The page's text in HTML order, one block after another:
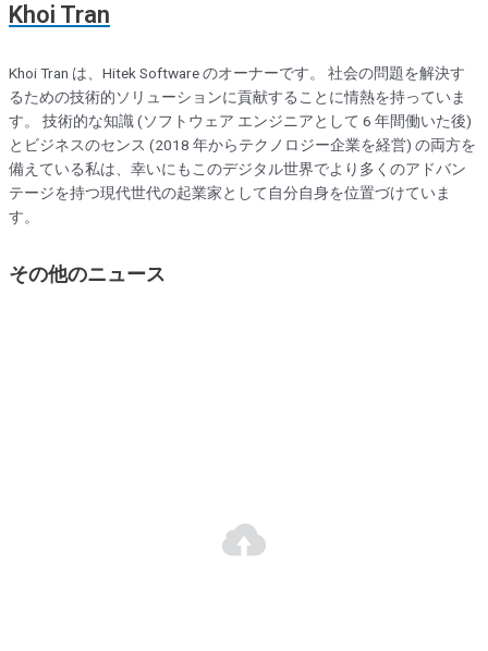
Khoi Tran
Khoi Tran は、Hitek Software のオーナーです。 社会の問題を解決す
るための技術的ソリューションに貢献することに情熱を持っていま
す。 技術的な知識 (ソフトウェア エンジニアとして 6 年間働いた後)
とビジネスのセンス (2018 年からテクノロジー企業を経営) の両方を
備えている私は、幸いにもこのデジタル世界でより多くのアドバン
テージを持つ現代世代の起業家として自分自身を位置づけていま
す。
その他のニュース